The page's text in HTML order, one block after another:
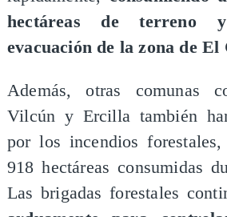
hectáreas de terreno
evacuación de la zona de El
Además, otras comunas
Vilcún y Ercilla también
por los incendios
918 hectáreas consumidas
Las brigadas forestales